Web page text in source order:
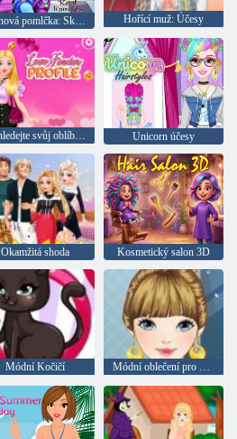
Duhová pomlčka: Skutečné účesy Hořící muž: Účesy
Vyhledejte svůj oblíbený profil Unicorn účesy
Okamžitá shoda Kosmetický salon 3D
Módní Kočičí Módní oblečení pro volný čas